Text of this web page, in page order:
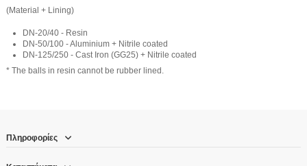
(Material + Lining)
DN-20/40 - Resin
DN-50/100 - Aluminium + Nitrile coated
DN-125/250 - Cast Iron (GG25) + Nitrile coated
* The balls in resin cannot be rubber lined.
Πληροφορίες